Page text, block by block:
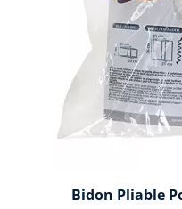
Bidon Pliable